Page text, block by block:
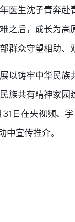
医生沈子青奔
之后，成长为高
群众守望相助、
铸牢中华民族
族共有精神家
日在央视频、
中宣传推介。